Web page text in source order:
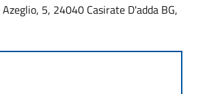
5, 24040 Casirate D'adda BG,